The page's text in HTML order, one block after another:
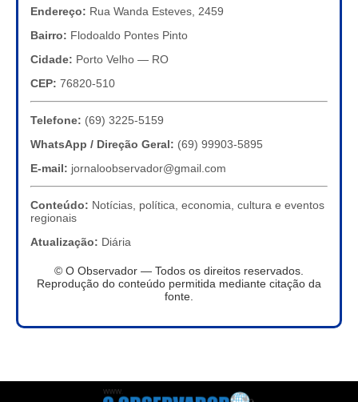
Endereço: Rua Wanda Esteves, 2459
Bairro: Flodoaldo Pontes Pinto
Cidade: Porto Velho — RO
CEP: 76820-510
Telefone: (69) 3225-5159
WhatsApp / Direção Geral: (69) 99903-5895
E-mail: jornaloobservador@gmail.com
Conteúdo: Notícias, política, economia, cultura e eventos
regionais
Atualização: Diária
© O Observador — Todos os direitos reservados.
Reprodução do conteúdo permitida mediante citação da
fonte.